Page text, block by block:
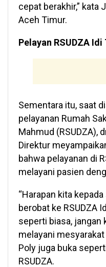
cepat berakhir,” kata
Aceh Timur.
Pelayan RSUDZA
Sementara itu, saat
pelayanan Rumah
Mahmud (RSUDZA),
Direktur
bahwa pelayanan di
melayani pasien
“Harapan kita
berobat ke RSUDZA
seperti biasa, jangan
melayani
Poly juga buka
RSUDZA.